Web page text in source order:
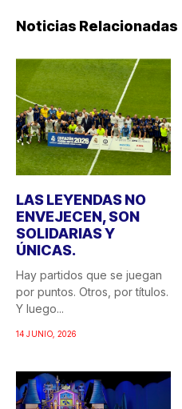
Noticias Relacionadas
LAS LEYENDAS NO
ENVEJECEN, SON
SOLIDARIAS Y
ÚNICAS.
Hay partidos que se juegan
por puntos. Otros, por títulos.
Y luego...
14 JUNIO, 2026